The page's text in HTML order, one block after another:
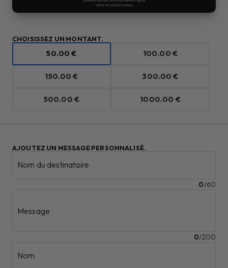
CHOISISSEZ UN MONTANT.
50.00 € 100.00 €
150.00 € 300.00 €
500.00 € 1000.00 €
AJOUTEZ UN MESSAGE PERSONNALISÉ.
Nom du destinataire
0/60
Message
0/200
Nom